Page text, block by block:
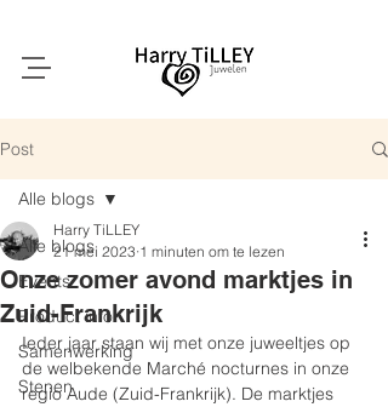
Post
Alle blogs
Events
Product info
Samenwerking
Stenen
Alle blogs
Onze zomer avond marktjes in
Zuid-Frankrijk
Harry TiLLEY
21 mei 2023 1 minuten om te lezen
Ieder jaar staan wij met onze juweeltjes op
de welbekende Marché nocturnes in onze
regio Aude (Zuid-Frankrijk). De marktjes